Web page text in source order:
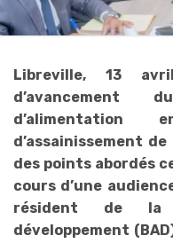
Libreville, 13
d’avancement
d’assainissement de
des points abordés
cours d’une
résident de la
développement